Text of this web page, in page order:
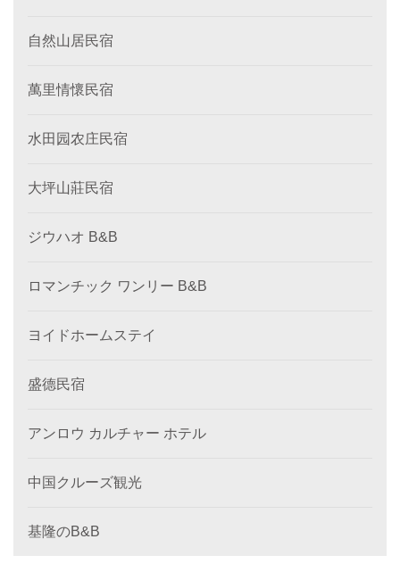
自然山居民宿
萬里情懷民宿
水田园农庄民宿
大坪山莊民宿
ジウハオ B&B
ロマンチック ワンリー B&B
ヨイドホームステイ
盛德民宿
アンロウ カルチャー ホテル
中国クルーズ観光
基隆のB&B